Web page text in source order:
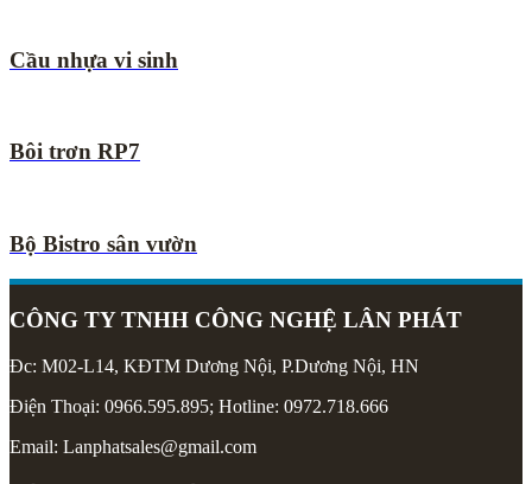
Cầu nhựa vi sinh
Bôi trơn RP7
Bộ Bistro sân vườn
CÔNG TY TNHH CÔNG NGHỆ LÂN PHÁT
Đc: M02-L14, KĐTM Dương Nội, P.Dương Nội, HN
Điện Thoại: 0966.595.895; Hotline: 0972.718.666
Email: Lanphatsales@gmail.com